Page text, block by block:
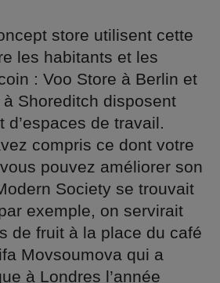
store utilisent cette
les habitants et les
: Voo Store à Berlin et
Shoreditch disposent
de travail.
compris ce dont votre
pouvez améliorer son
Society se trouvait
exemple, on servirait
de fruit à la place du café
Movsoumova qui a
à Londres l’année